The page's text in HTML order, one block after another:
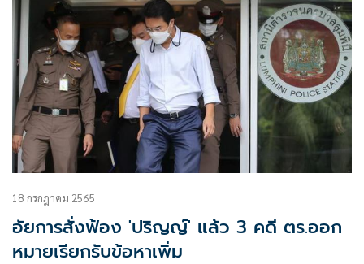
18 กรกฎาคม 2565
อัยการสั่งฟ้อง 'ปริญญ์' แล้ว 3 คดี ตร.ออก
หมายเรียกรับข้อหาเพิ่ม